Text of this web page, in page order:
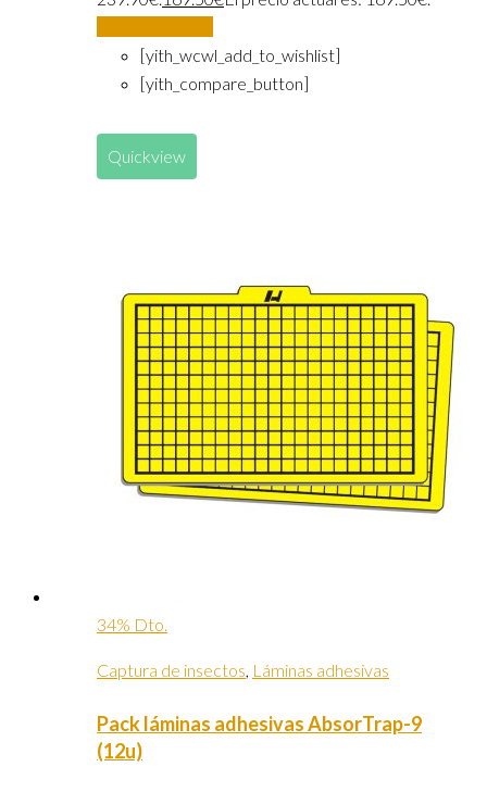
[yith_wcwl_add_to_wishlist]
[yith_compare_button]
Quickview
34% Dto.
Captura de insectos, Láminas adhesivas
Pack láminas adhesivas AbsorTrap-9
(12u)